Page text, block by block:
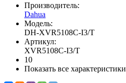
Производитель:
Dahua
Модель:
DH-XVR5108C-I3/T
Артикул:
XVR5108C-I3/T
10
Показать все характеристики